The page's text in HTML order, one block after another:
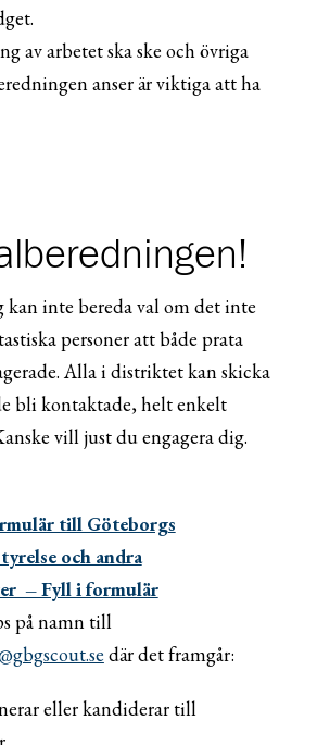
av arbetet ska ske och övriga
anser är viktiga att ha
kan inte bereda val om det inte
personer att både prata
Alla i distriktet kan skicka
bli kontaktade, helt enkelt
vill just du engagera dig.
till Göteborgs
och andra
– Fyll i formulär
på namn till
där det framgår:
eller kandiderar till